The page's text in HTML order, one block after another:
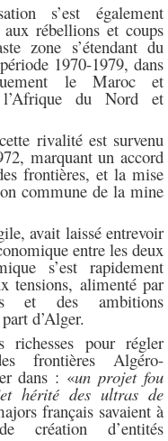
s’est également
rébellions et coups
zone s’étendant du
1970-1979, dans
le Maroc et
l’Afrique du Nord et
rivalité est survenu
marquant un accord
frontières, et la mise
commune de la mine
avait laissé entrevoir
entre les deux
s’est rapidement
tensions, alimenté par
et des ambitions
d’Alger.
pour régler
frontières Algéro-
dans : «un projet fou
hérité des ultras de
français savaient à
création d’entités